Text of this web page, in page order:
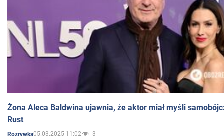
Żona Aleca Baldwina ujawnia, że aktor miał myśli
Rust
Rozrywka05.03.2025 11:02 3